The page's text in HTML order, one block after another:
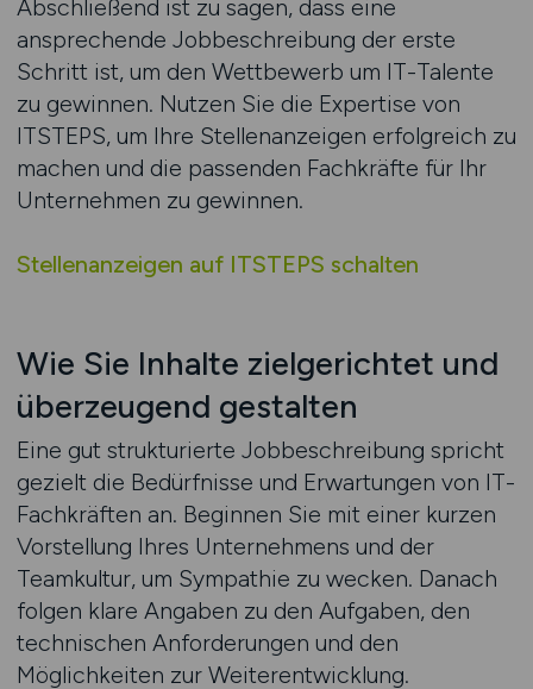
Abschließend ist zu sagen, dass eine
ansprechende Jobbeschreibung der erste
Schritt ist, um den Wettbewerb um IT-Talente
zu gewinnen. Nutzen Sie die Expertise von
ITSTEPS, um Ihre Stellenanzeigen erfolgreich zu
machen und die passenden Fachkräfte für Ihr
Unternehmen zu gewinnen.
Stellenanzeigen auf ITSTEPS schalten
Wie Sie Inhalte zielgerichtet und
überzeugend gestalten
Eine gut strukturierte Jobbeschreibung spricht
gezielt die Bedürfnisse und Erwartungen von IT-
Fachkräften an. Beginnen Sie mit einer kurzen
Vorstellung Ihres Unternehmens und der
Teamkultur, um Sympathie zu wecken. Danach
folgen klare Angaben zu den Aufgaben, den
technischen Anforderungen und den
Möglichkeiten zur Weiterentwicklung.